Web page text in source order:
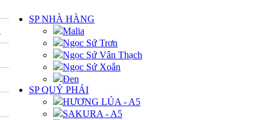
SP NHÀ HÀNG
Malia
Ngọc Sứ Trơn
Ngọc Sứ Vân Thạch
Ngọc Sứ Xoắn
Đen
SP QUÝ PHÁI
HƯƠNG LÚA - A5
SAKURA - A5